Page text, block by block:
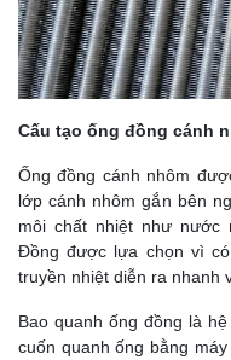
Cấu tạo ống đồng cánh
Ống đồng cánh nhôm
lớp cánh nhôm gắn bên
môi chất nhiệt như nước
Đồng được lựa chọn vì
truyền nhiệt diễn ra nhanh
Bao quanh ống đồng là
cuốn quanh ống bằng